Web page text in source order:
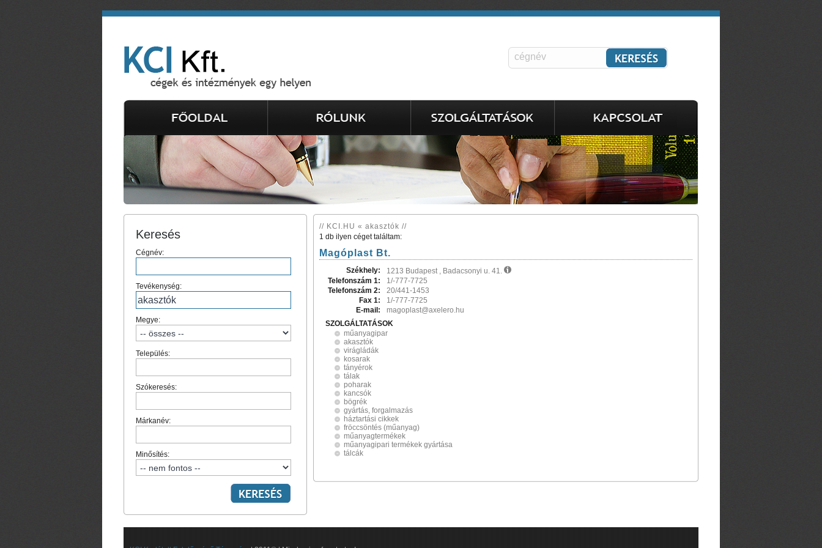
Keresés
Cégnév:
Tevékenység:
Megye:
Település:
Szókeresés:
Márkanév:
Minősítés:
// KCI.HU « akasztók //
1 db ilyen céget találtam:
Magóplast Bt.
Székhely:
1213 Budapest , Badacsonyi u. 41.
Telefonszám 1:
1/-777-7725
Telefonszám 2:
20/441-1453
Fax 1:
1/-777-7725
E-mail:
magoplast@axelero.hu
SZOLGÁLTATÁSOK
műanyagipar
akasztók
virágládák
kosarak
tányérok
tálak
poharak
kancsók
bögrék
gyártás, forgalmazás
háztartási cikkek
fröccsöntés (műanyag)
műanyagtermékek
műanyagipari termékek gyártása
tálcák